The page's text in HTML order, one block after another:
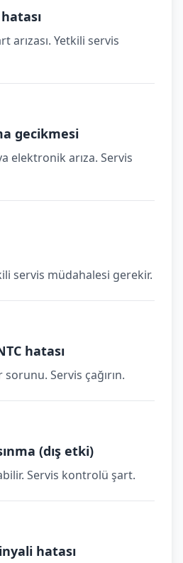
arızası. Yetkili servis
gecikmesi
elektronik arıza. Servis
servis müdahalesi gerekir.
hatası
Servis çağırın.
(dış etki)
Servis kontrolü şart.
hatası